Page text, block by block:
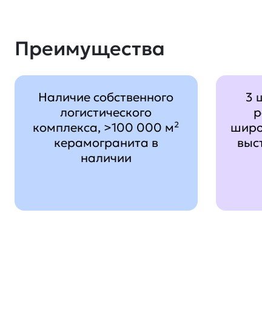
Преимущества
Наличие собственного
логистического
комплекса, >100 000 м²
керамогранита в
наличии
3